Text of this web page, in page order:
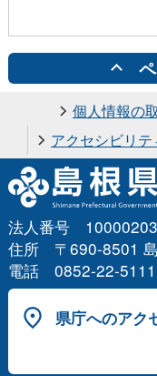
個人情報の
アクセシビリテ
法人番号
住所 〒690-8501
電話 0852-22-5111
県庁へのアク